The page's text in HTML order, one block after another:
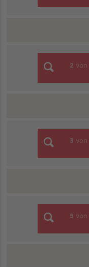
2 von
3 von
5 von